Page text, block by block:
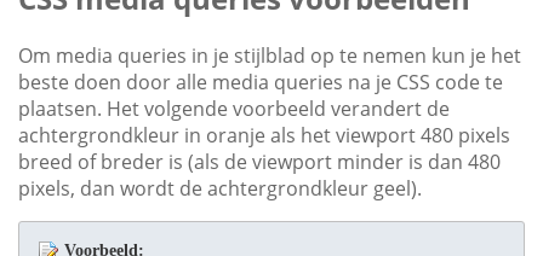
Om media queries in je stijlblad op te nemen kun je het
beste doen door alle media queries na je CSS code te
plaatsen. Het volgende voorbeeld verandert de
achtergrondkleur in oranje als het viewport 480 pixels
breed of breder is (als de viewport minder is dan 480
pixels, dan wordt de achtergrondkleur geel).
Voorbeeld: